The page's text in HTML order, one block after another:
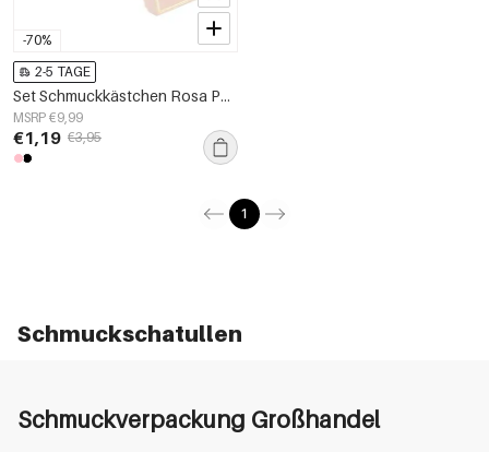
-70%
2-5 TAGE
Set Schmuckkästchen Rosa Papier
MSRP €9,99
€1,19 €3,95
1
Schmuckschatullen
Schmuckverpackung Großhandel